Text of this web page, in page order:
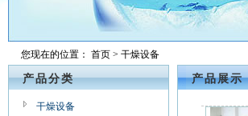
您现在的位置： 首页 > 干燥设备
产品分类
干燥设备
产品展示